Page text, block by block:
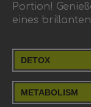
Portion!
eines
DETOX
METABOLISM